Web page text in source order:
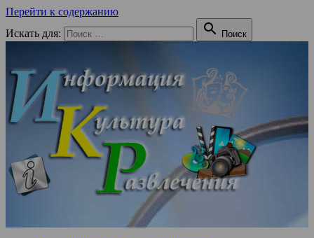
Перейти к содержанию
Искать для:
 Поиск